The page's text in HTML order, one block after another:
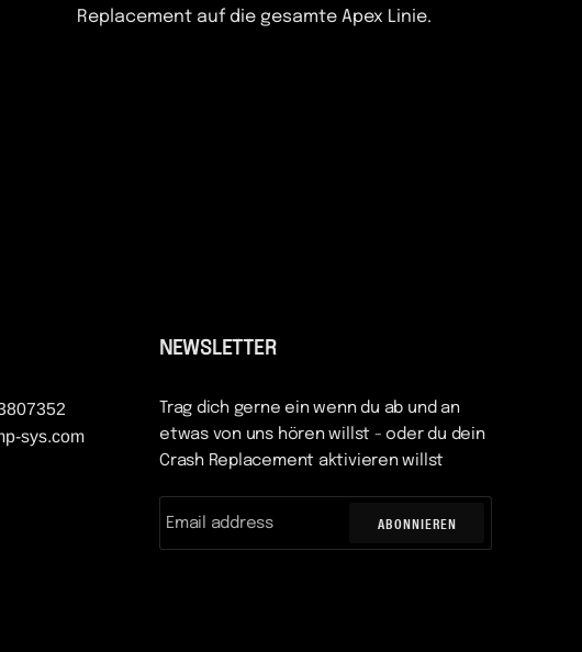
Replacement auf die gesamte Apex Linie.
sys.com
NEWSLETTER
Trag dich gerne ein wenn du ab und an
etwas von uns hören willst - oder du dein
Crash Replacement aktivieren willst
ABONNIEREN